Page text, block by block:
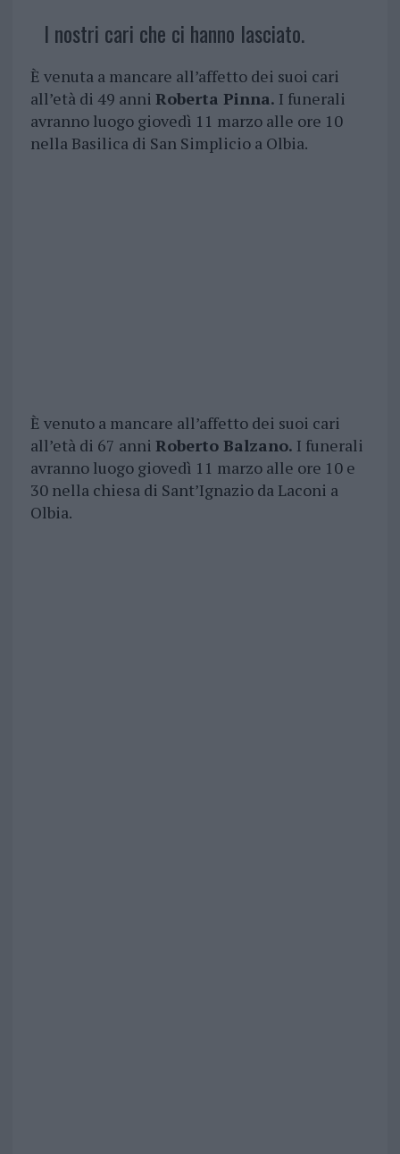
I nostri cari che ci hanno lasciato.
È venuta a mancare all’affetto dei suoi cari
all’età di 49 anni Roberta Pinna. I funerali
avranno luogo giovedì 11 marzo alle ore 10
nella Basilica di San Simplicio a Olbia.
È venuto a mancare all’affetto dei suoi cari
all’età di 67 anni Roberto Balzano. I funerali
avranno luogo giovedì 11 marzo alle ore 10 e
30 nella chiesa di Sant’Ignazio da Laconi a
Olbia.